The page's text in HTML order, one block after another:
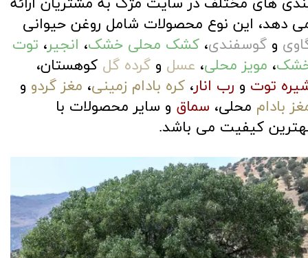
دهد، این نوع محصولات شامل روغن حیوانی
و گوسفندی، کشک محلی خشک، انجیر، توت
، مویز محلی، عسل و گرده گل کوهستان،
توت و رب انار، کره بادام زمینی، مغز گردو و
بادام محلی، سماق و سایر محصولات با
کیفیت می باشد.